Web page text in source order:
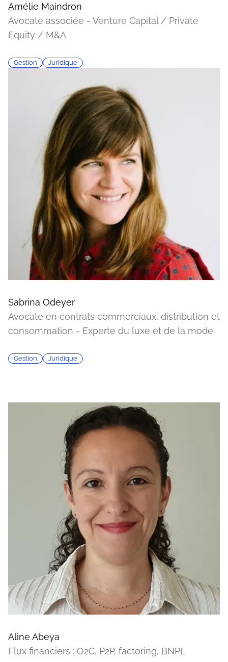
Amélie Maindron
Avocate associée - Venture Capital / Private
Equity / M&A
Gestion Juridique
Sabrina Odeyer
Avocate en contrats commerciaux, distribution et
consommation - Experte du luxe et de la mode
Gestion Juridique
Aline Abeya
Flux financiers : O2C, P2P, factoring, BNPL